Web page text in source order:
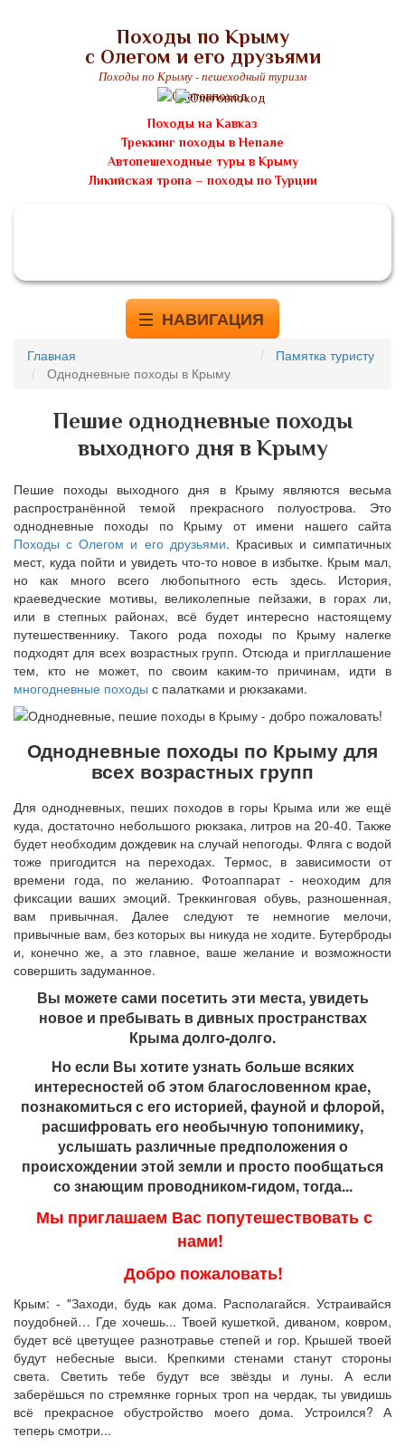
Походы по Крыму
с Олегом и его друзьями
Походы по Крыму - пешеходный туризм
Походы на Кавказ
Треккинг походы в Непале
Автопешеходные туры в Крыму
Ликийская тропа – походы по Турции
НАВИГАЦИЯ
Главная
Памятка туристу
Однодневные походы в Крыму
Пешие однодневные походы
выходного дня в Крыму
Пешие походы выходного дня в Крыму являются весьма
распространённой темой прекрасного полуострова. Это
однодневные походы по Крыму от имени нашего сайта
Походы с Олегом и его друзьями. Красивых и симпатичных
мест, куда пойти и увидеть что-то новое в избытке. Крым мал,
но как много всего любопытного есть здесь. История,
краеведческие мотивы, великолепные пейзажи, в горах ли,
или в степных районах, всё будет интересно настоящему
путешественнику. Такого рода походы по Крыму налегке
подходят для всех возрастных групп. Отсюда и пригллашение
тем, кто не может, по своим каким-то причинам, идти в
многодневные походы с палатками и рюкзаками.
Однодневные походы по Крыму для
всех возрастных групп
Для однодневных, пеших походов в горы Крыма или же ещё
куда, достаточно небольшого рюкзака, литров на 20-40. Также
будет необходим дождевик на случай непогоды. Фляга с водой
тоже пригодится на переходах. Термос, в зависимости от
времени года, по желанию. Фотоаппарат - неоходим для
фиксации ваших эмоций. Треккинговая обувь, разношенная,
вам привычная. Далее следуют те немногие мелочи,
привычные вам, без которых вы никуда не ходите. Бутерброды
и, конечно же, а это главное, ваше желание и возможности
совершить задуманное.
Вы можете сами посетить эти места, увидеть
новое и пребывать в дивных пространствах
Крыма долго-долго.
Но если Вы хотите узнать больше всяких
интересностей об этом благословенном крае,
познакомиться с его историей, фауной и флорой,
расшифровать его необычную топонимику,
услышать различные предположения о
происхождении этой земли и просто пообщаться
со знающим проводником-гидом, тогда...
Мы приглашаем Вас попутешествовать с
нами!
Добро пожаловать!
Крым: - "Заходи, будь как дома. Располагайся. Устраивайся
поудобней… Где хочешь... Твоей кушеткой, диваном, ковром,
будет всё цветущее разнотравье степей и гор. Крышей твоей
будут небесные выси. Крепкими стенами станут стороны
света. Светить тебе будут все звёзды и луны. А если
заберёшься по стремянке горных троп на чердак, ты увидишь
всё прекрасное обустройство моего дома. Устроился? А
теперь смотри...